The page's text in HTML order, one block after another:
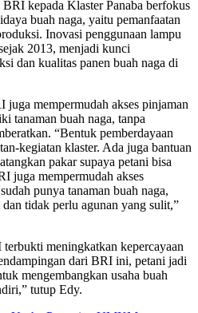
kepada Klaster Panaba berfokus
buah naga, yaitu pemanfaatan
Inovasi penggunaan lampu
2013, menjadi kunci
dan kualitas panen buah naga di
mempermudah akses pinjaman
tanaman buah naga, tanpa
“Bentuk pemberdayaan
kegiatan klaster. Ada juga bantuan
pakar supaya petani bisa
juga mempermudah akses
punya tanaman buah naga,
tidak perlu agunan yang sulit,”
meningkatkan kepercayaan
dari BRI ini, petani jadi
mengembangkan usaha buah
tutup Edy.